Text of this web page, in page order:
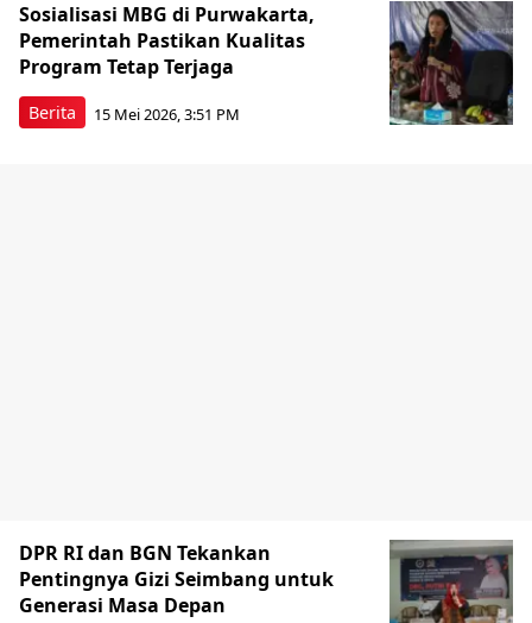
Berita
Sosialisasi MBG di Purwakarta,
Pemerintah Pastikan Kualitas
Program Tetap Terjaga
15 Mei 2026, 3:51 PM
DPR RI dan BGN Tekankan
Pentingnya Gizi Seimbang untuk
Generasi Masa Depan